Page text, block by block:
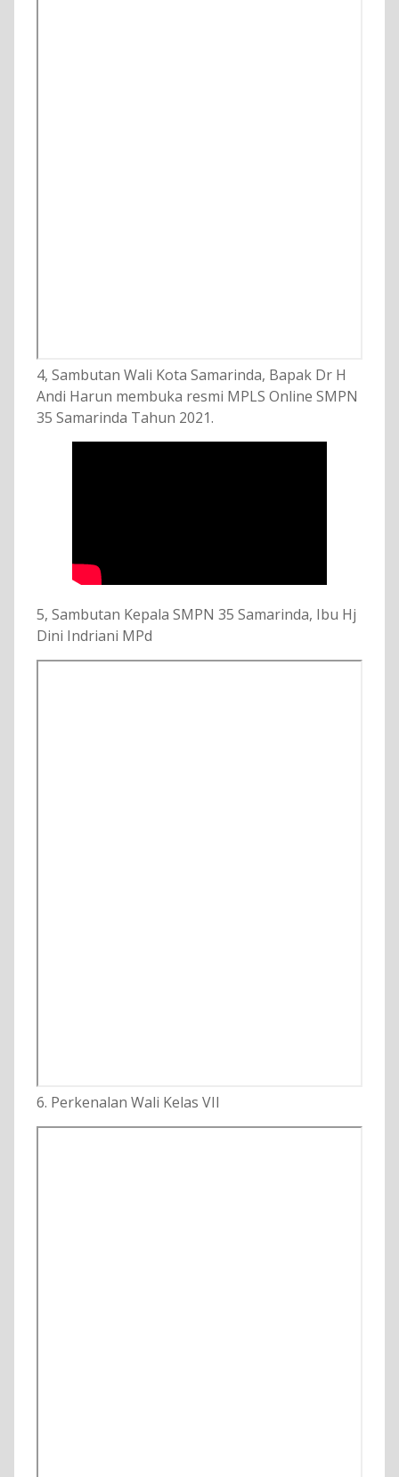
4, Sambutan Wali Kota Samarinda, Bapak Dr H
Andi Harun membuka resmi MPLS Online SMPN
35 Samarinda Tahun 2021.
5, Sambutan Kepala SMPN 35 Samarinda, Ibu Hj
Dini Indriani MPd
6. Perkenalan Wali Kelas VII